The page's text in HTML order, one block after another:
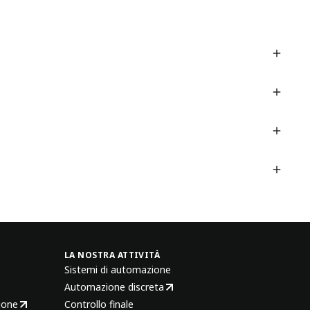
LA NOSTRA ATTIVITÀ
Sistemi di automazione
Automazione discreta
Controllo finale